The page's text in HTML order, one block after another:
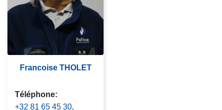
Francoise THOLET
Téléphone
+32 81 65 45 30